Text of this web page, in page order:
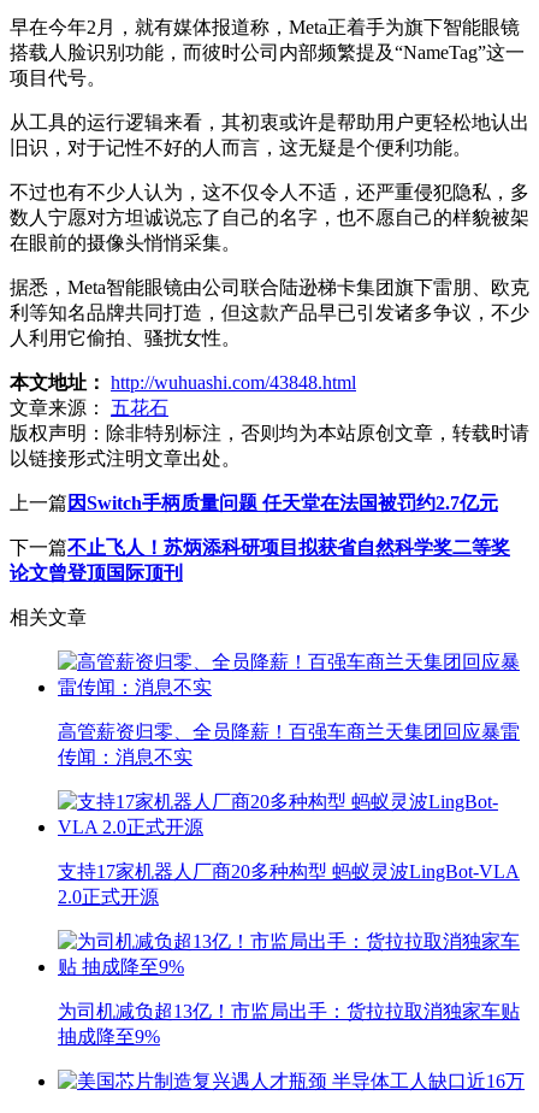
早在今年2月，就有媒体报道称，Meta正着手为旗下智能眼镜
搭载人脸识别功能，而彼时公司内部频繁提及“NameTag”这一
项目代号。
从工具的运行逻辑来看，其初衷或许是帮助用户更轻松地认出
旧识，对于记性不好的人而言，这无疑是个便利功能。
不过也有不少人认为，这不仅令人不适，还严重侵犯隐私，多
数人宁愿对方坦诚说忘了自己的名字，也不愿自己的样貌被架
在眼前的摄像头悄悄采集。
据悉，Meta智能眼镜由公司联合陆逊梯卡集团旗下雷朋、欧克
利等知名品牌共同打造，但这款产品早已引发诸多争议，不少
人利用它偷拍、骚扰女性。
本文地址： http://wuhuashi.com/43848.html
文章来源：
五花石
版权声明： 除非特别标注，否则均为本站原创文章，转载时请
以链接形式注明文章出处。
上一篇 因Switch手柄质量问题 任天堂在法国被罚约2.7亿元
下一篇不止飞人！苏炳添科研项目拟获省自然科学奖二等奖
论文曾登顶国际顶刊
相关文章
高管薪资归零、全员降薪！百强车商兰天集团回应暴雷
传闻：消息不实
支持17家机器人厂商20多种构型 蚂蚁灵波LingBot-VLA
2.0正式开源
为司机减负超13亿！市监局出手：货拉拉取消独家车贴
抽成降至9%